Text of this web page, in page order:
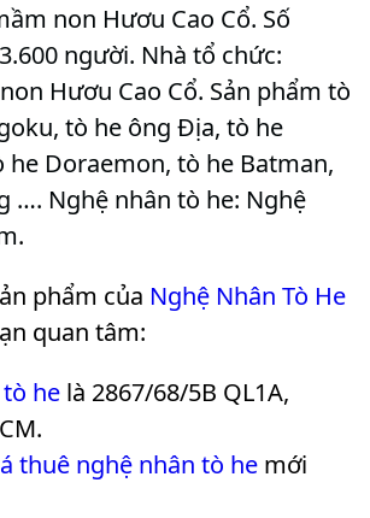
non Hươu Cao Cổ. Số
người. Nhà tổ chức:
Hươu Cao Cổ. Sản phẩm tò
tò he ông Địa, tò he
he Doraemon, tò he Batman,
…. Nghệ nhân tò he: Nghệ
.
phẩm của Nghệ Nhân Tò He
quan tâm:
he là 2867/68/5B QL1A,
thuê nghệ nhân tò he mới